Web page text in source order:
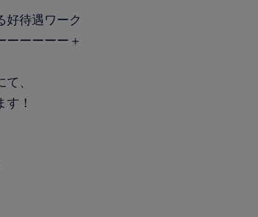
待遇ワーク
ーーーーー＋
、
！